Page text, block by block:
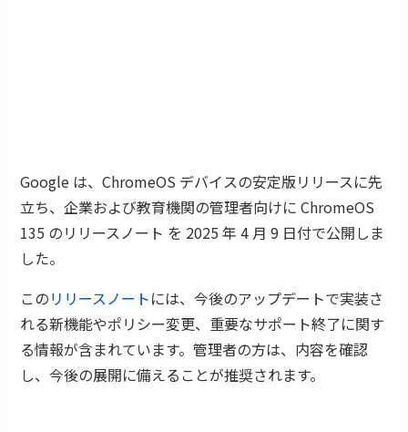
Google は、ChromeOS デバイスの安定版リリースに先
立ち、企業および教育機関の管理者向けに ChromeOS
135 のリリースノート を 2025 年 4 月 9 日付で公開しま
した。
このリリースノートには、今後のアップデートで実装さ
れる新機能やポリシー変更、重要なサポート終了に関す
る情報が含まれています。管理者の方は、内容を確認
し、今後の展開に備えることが推奨されます。